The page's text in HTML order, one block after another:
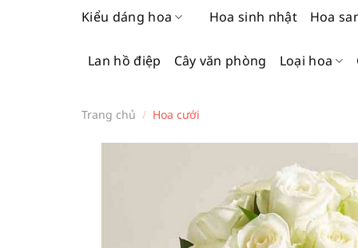
Kiểu dáng hoa Hoa sinh nhật Hoa
Lan hồ điệp Cây văn phòng Loại hoa
Trang chủ / Hoa cưới